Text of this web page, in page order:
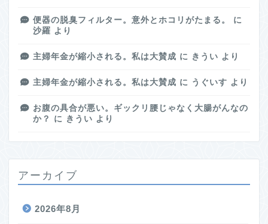
便器の脱臭フィルター。意外とホコリがたまる。
に
沙羅 より
主婦年金が縮小される。私は大賛成 に きうい より
主婦年金が縮小される。私は大賛成 に うぐいす より
お腹の具合が悪い。ギックリ腰じゃなく大腸がんなの
か？
に きうい より
アーカイブ
2026年8月